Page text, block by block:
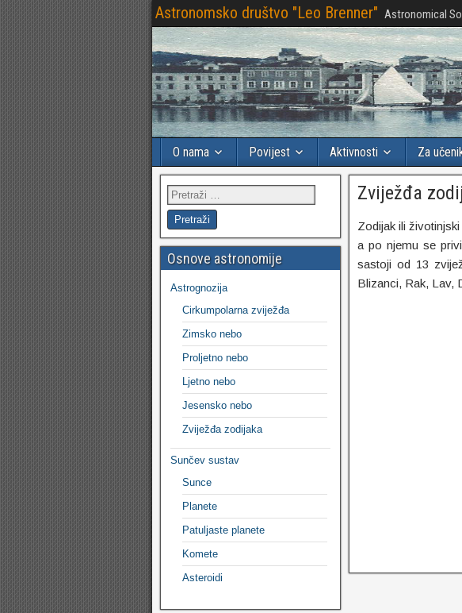
Astronomsko društvo "Leo Brenner" Astronomical
O nama Povijest Aktivnosti Za
Zviježđa
Zodijak ili
a po njemu se
sastoji od 13
Blizanci, Rak, Lav,
Osnove astronomije
Astrognozija
Cirkumpolarna zviježđa
Zimsko nebo
Proljetno nebo
Ljetno nebo
Jesensko nebo
Zviježđa zodijaka
Sunčev sustav
Sunce
Planete
Patuljaste planete
Komete
Asteroidi